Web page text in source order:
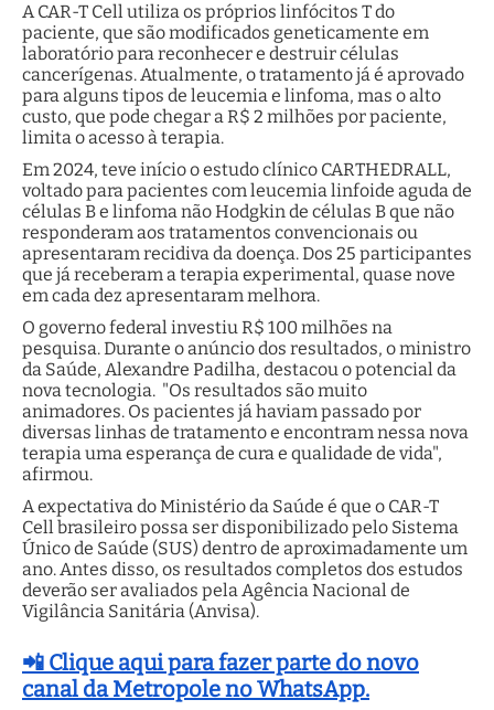
A CAR-T Cell utiliza os próprios linfócitos T do
paciente, que são modificados geneticamente em
laboratório para reconhecer e destruir células
cancerígenas. Atualmente, o tratamento já é aprovado
para alguns tipos de leucemia e linfoma, mas o alto
custo, que pode chegar a R$ 2 milhões por paciente,
limita o acesso à terapia.
Em 2024, teve início o estudo clínico CARTHEDRALL,
voltado para pacientes com leucemia linfoide aguda de
células B e linfoma não Hodgkin de células B que não
responderam aos tratamentos convencionais ou
apresentaram recidiva da doença. Dos 25 participantes
que já receberam a terapia experimental, quase nove
em cada dez apresentaram melhora.
O governo federal investiu R$ 100 milhões na
pesquisa. Durante o anúncio dos resultados, o ministro
da Saúde, Alexandre Padilha, destacou o potencial da
nova tecnologia. "Os resultados são muito
animadores. Os pacientes já haviam passado por
diversas linhas de tratamento e encontram nessa nova
terapia uma esperança de cura e qualidade de vida",
afirmou.
A expectativa do Ministério da Saúde é que o CAR-T
Cell brasileiro possa ser disponibilizado pelo Sistema
Único de Saúde (SUS) dentro de aproximadamente um
ano. Antes disso, os resultados completos dos estudos
deverão ser avaliados pela Agência Nacional de
Vigilância Sanitária (Anvisa).
📲 Clique aqui para fazer parte do novo
canal da Metropole no WhatsApp.